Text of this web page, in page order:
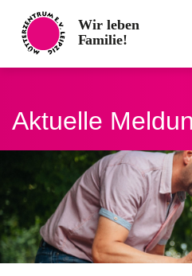
content
Aktuelle